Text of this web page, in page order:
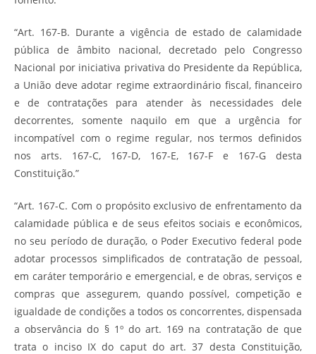
“Art. 167-B. Durante a vigência de estado de calamidade
pública de âmbito nacional, decretado pelo Congresso
Nacional por iniciativa privativa do Presidente da República,
a União deve adotar regime extraordinário fiscal, financeiro
e de contratações para atender às necessidades dele
decorrentes, somente naquilo em que a urgência for
incompatível com o regime regular, nos termos definidos
nos arts. 167-C, 167-D, 167-E, 167-F e 167-G desta
Constituição.”
“Art. 167-C. Com o propósito exclusivo de enfrentamento da
calamidade pública e de seus efeitos sociais e econômicos,
no seu período de duração, o Poder Executivo federal pode
adotar processos simplificados de contratação de pessoal,
em caráter temporário e emergencial, e de obras, serviços e
compras que assegurem, quando possível, competição e
igualdade de condições a todos os concorrentes, dispensada
a observância do § 1º do art. 169 na contratação de que
trata o inciso IX do caput do art. 37 desta Constituição,